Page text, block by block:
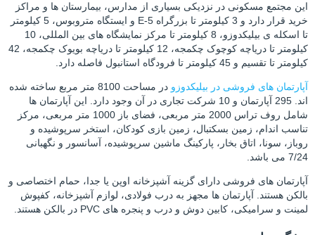
این مجتمع مسکونی در نزدیکی بسیاری از مدارس، بیمارستان ها و مراکز
خرید قرار دارد و 3 کیلومتر تا بزرگراه E-5 و ایستگاه متروبوس، 5 کیلومتر
تا اسکله ی بیلیکدوزو، 8 کیلومتر تا مرکز نمایشگاه های بین المللی، 10
کیلومتر تا دریاچه کوچوک چکمجه، 12 کیلومتر تا دریاچه بویوک چکمجه، 42
کیلومتر تا تقسیم و 45 کیلومتر تا فرودگاه استانبول فاصله دارد.
آپارتمان های فروشی در بیلیکدوزو
در مساحت 8100 متر مربع ساخته شده
اند. 295 آپارتمان و 10 شرکت تجاری در آن وجود دارد. این آپارتمان ها
شامل روف تراس 2000 متر مربعی، فضای باز 1000 متر مربعی، مرکز
تناسب اندام، زمین بسکتبال، زمین بازی کودکان، استخر سرپوشیده و
روباز، سونا، اتاق بخار، پارکینگ ماشین سرپوشیده، آسانسور و نگهبانی
7/24 می باشد.
آپارتمان های فروشی دارای گزینه آشپزخانه اوپن یا جدا، حمام اختصاصی و
بالکن هستند. آپارتمان ها مجهز به درب فولادی، لوازم آشپزخانه، کفپوش
لمینت و سرامیکی، کابین دوش و درب و پنجره های PVC در بالکن هستند.